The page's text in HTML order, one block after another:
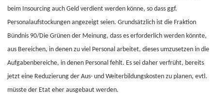
beim Insourcing auch Geld verdient werden könne, so dass ggf.
Personalaufstockungen angezeigt seien. Grundsätzlich ist die Fraktion
Bündnis 90/Die Grünen der Meinung, dass es erforderlich werden könnte,
aus Bereichen, in denen zu viel Personal arbeitet, dieses umzusetzen in die
Aufgabenbereiche, in denen Personal fehlt. Es sei daher verfrüht, bereits
jetzt eine Reduzierung der Aus- und Weiterbildungskosten zu planen, evtl.
müsste der Etat eher ausgebaut werden.